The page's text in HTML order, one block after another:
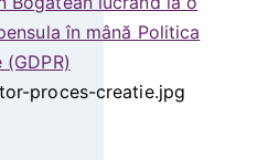
proces-creatie.jpg